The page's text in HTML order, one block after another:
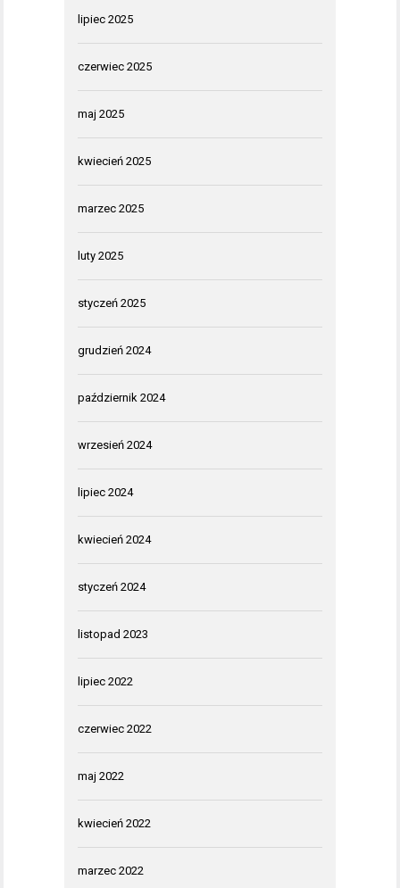
lipiec 2025
czerwiec 2025
maj 2025
kwiecień 2025
marzec 2025
luty 2025
styczeń 2025
grudzień 2024
październik 2024
wrzesień 2024
lipiec 2024
kwiecień 2024
styczeń 2024
listopad 2023
lipiec 2022
czerwiec 2022
maj 2022
kwiecień 2022
marzec 2022